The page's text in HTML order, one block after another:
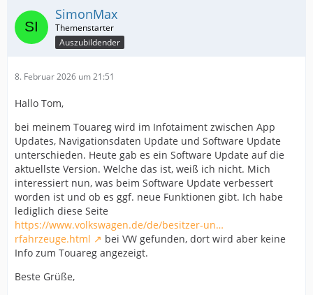
SimonMax
Auszubildender
8. Februar 2026 um 21:51
Hallo Tom,
bei meinem Touareg wird im Infotaiment zwischen App
Updates, Navigationsdaten Update und Software Update
unterschieden. Heute gab es ein Software Update auf die
aktuellste Version. Welche das ist, weiß ich nicht. Mich
interessiert nun, was beim Software Update verbessert
worden ist und ob es ggf. neue Funktionen gibt. Ich habe
lediglich diese Seite
https://www.volkswagen.de/de/besitzer-un…
rfahrzeuge.html
bei VW gefunden, dort wird aber keine
Info zum Touareg angezeigt.
Beste Grüße,